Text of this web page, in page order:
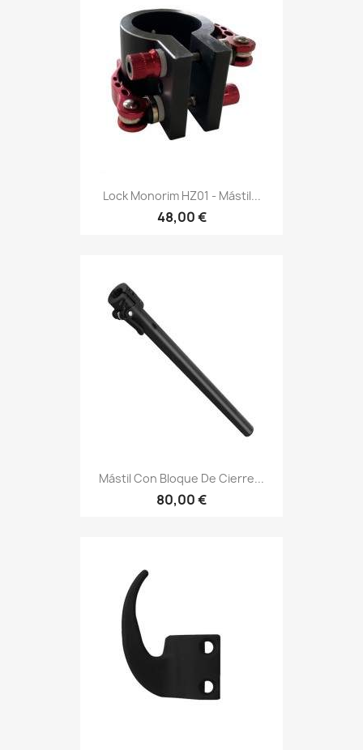
Lock Monorim HZ01 - Mástil...
48,00 €
Mástil Con Bloque De Cierre...
80,00 €